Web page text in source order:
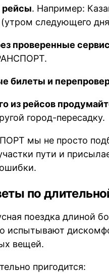
рейсы. Например:
следующего
проверенные
билеты и
из рейсов
город-пересадку.
мы не просто
пути и
по
поездка длиной
испытывают
вещей.
пригодится: